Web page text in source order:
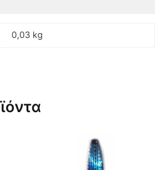
0,03 kg